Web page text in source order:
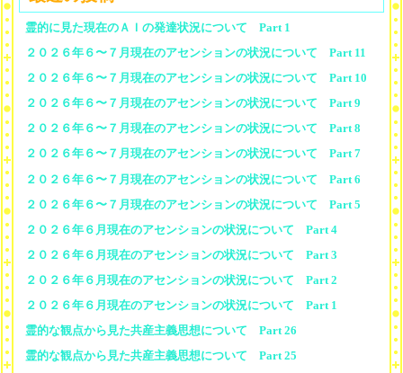
霊的に見た現在のＡＩの発達状況について Part 1
２０２６年６〜７月現在のアセンションの状況について Part 11
２０２６年６〜７月現在のアセンションの状況について Part 10
２０２６年６〜７月現在のアセンションの状況について Part 9
２０２６年６〜７月現在のアセンションの状況について Part 8
２０２６年６〜７月現在のアセンションの状況について Part 7
２０２６年６〜７月現在のアセンションの状況について Part 6
２０２６年６〜７月現在のアセンションの状況について Part 5
２０２６年６月現在のアセンションの状況について Part 4
２０２６年６月現在のアセンションの状況について Part 3
２０２６年６月現在のアセンションの状況について Part 2
２０２６年６月現在のアセンションの状況について Part 1
霊的な観点から見た共産主義思想について Part 26
霊的な観点から見た共産主義思想について Part 25